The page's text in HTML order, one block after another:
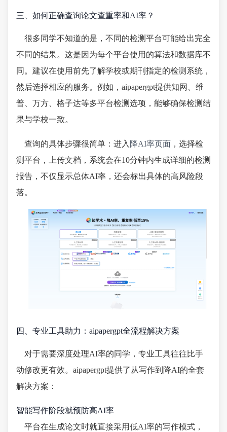
三、如何正确查询论文查重率和AI率？
很多同学不知道的是，不同的检测平台可能给出完全
不同的结果。这是因为每个平台使用的算法和数据库不
同。建议在使用前先了解学校或期刊指定的检测系统，
然后选择相应的服务。例如，aipapergpt提供知网、维
普、万方、格子达等多平台检测选项，能够确保检测结
果与学校一致。
查询的具体步骤很简单：进入 降AI率页面 ，选择检
测平台，上传文档，系统会在10分钟内生成详细的检测
报告，不仅显示总体AI率，还会标出具体的高风险段
落。
四、专业工具助力：aipapergpt全流程解决方案
对于需要深度处理AI率的同学，专业工具往往比手
动修改更有效。aipapergpt提供了从写作到降AI的全套
解决方案：
智能写作阶段就预防高AI率
平台在生成论文时就直接采用低AI率的写作模式，